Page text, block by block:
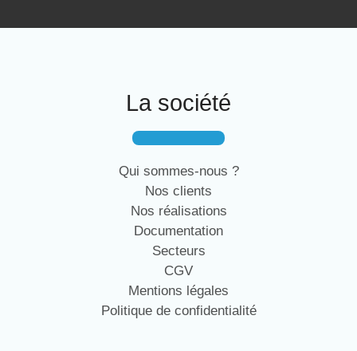
La société
Qui sommes-nous ?
Nos clients
Nos réalisations
Documentation
Secteurs
CGV
Mentions légales
Politique de confidentialité